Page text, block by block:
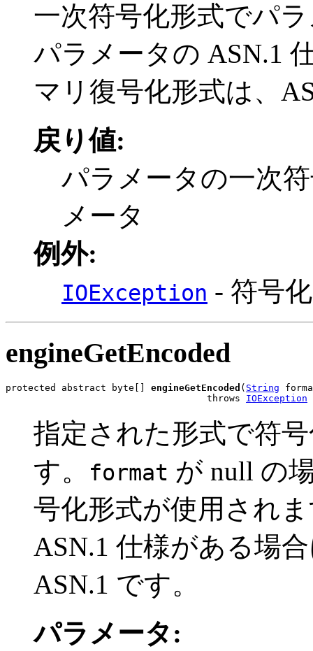
一次符号化形式でパ
パラメータの ASN.1
マリ復号化形式は、
戻り値:
パラメータの一次
メータ
例外:
IOException - 符号
engineGetEncoded
protected abstract byte[] engineGetEncoded ( String
                                    throws
IOException
指定された形式で符
す。
format が null の
号化形式が使用され
ASN.1 仕様がある場
ASN.1 です。
パラメータ: